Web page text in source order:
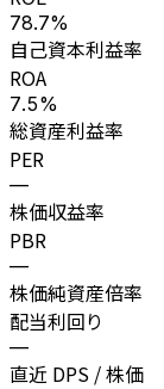
78.7%
自己資本利益率
ROA
7.5%
総資産利益率
PER
—
株価収益率
PBR
—
株価純資産倍率
配当利回り
—
直近 DPS / 株価